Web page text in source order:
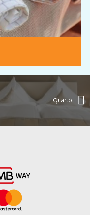
Quarto